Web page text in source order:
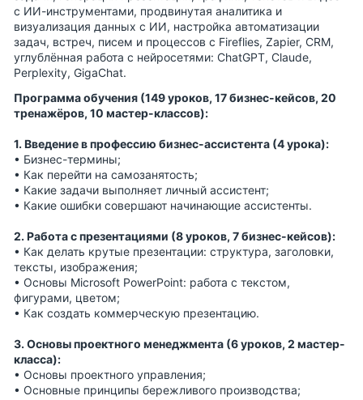
с ИИ-инструментами, продвинутая аналитика и
визуализация данных с ИИ, настройка автоматизации
задач, встреч, писем и процессов с Fireflies, Zapier, CRM,
углублённая работа с нейросетями: ChatGPT, Claude,
Perplexity, GigaChat.
Программа обучения (149 уроков, 17 бизнес-кейсов, 20
тренажёров, 10 мастер-классов):
1. Введение в профессию бизнес-ассистента (4 урока):
• Бизнес-термины;
• Как перейти на самозанятость;
• Какие задачи выполняет личный ассистент;
• Какие ошибки совершают начинающие ассистенты.
2. Работа с презентациями (8 уроков, 7 бизнес-кейсов):
• Как делать крутые презентации: структура, заголовки,
тексты, изображения;
• Основы Microsoft PowerPoint: работа с текстом,
фигурами, цветом;
• Как создать коммерческую презентацию.
3. Основы проектного менеджмента (6 уроков, 2 мастер-
класса):
• Основы проектного управления;
• Основные принципы бережливого производства;